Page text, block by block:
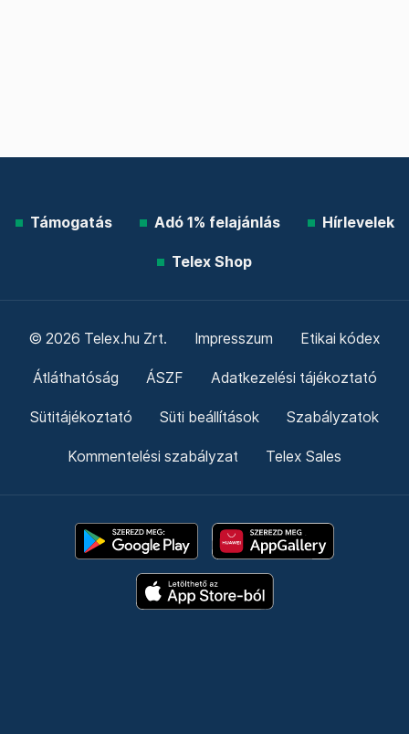
Támogatás Adó 1% felajánlás Hírlevelek
Telex Shop
© 2026 Telex.hu Zrt. Impresszum Etikai kódex
Átláthatóság ÁSZF Adatkezelési tájékoztató
Sütitájékoztató Süti beállítások Szabályzatok
Kommentelési szabályzat Telex Sales